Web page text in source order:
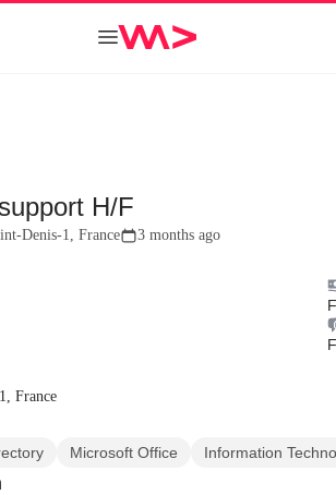
H/F
Denis-1, France 3 months ago
France
Microsoft Office Information